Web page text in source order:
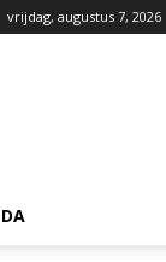
vrijdag, augustus 7, 2026